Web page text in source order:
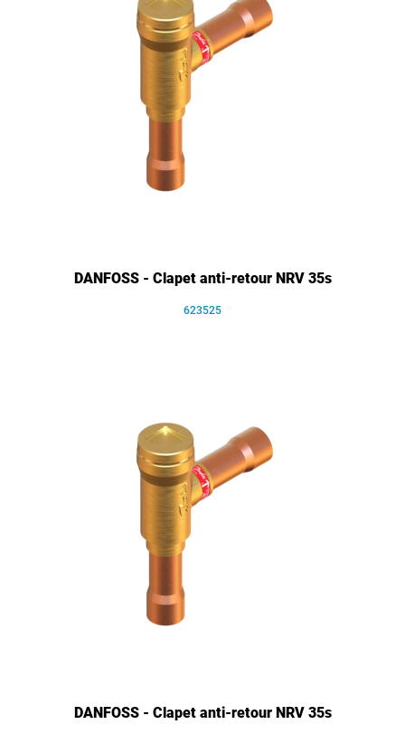
DANFOSS - Clapet anti-retour NRV 35s
623525
DANFOSS - Clapet anti-retour NRV 35s